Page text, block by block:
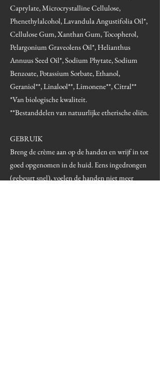
Caprylate, Microcrystalline Cellulose,
Phenethylalcohol, Lavandula Angustifolia Oil*,
Cellulose Gum, Xanthan Gum, Tocopherol,
Pelargonium Graveolens Oil*, Helianthus
Annuus Seed Oil*, Sodium Phytate, Sodium
Benzoate, Potassium Sorbate, Ethanol,
Geraniol**, Linalool**, Limonene**, Citral**
*Van biologische kwaliteit.
**Bestanddelen van natuurlijke etherische oliën.
GEBRUIK
Breng de crème aan op de handen en wrijf in tot
goed opgenomen in de huid. Eens ingedrongen
(gebeurt snel), voelen de handen niet meer